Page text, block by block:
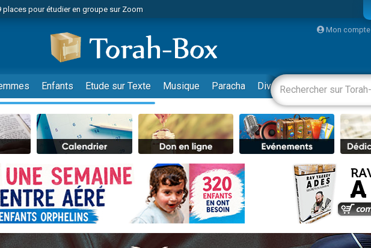
places pour étudier en groupe sur Zoom
de nous rejoindre sur WhatsApp
de nous rejoindre sur WhatsApp
viennent de faire un don pour Reloger Rivka, 6 enfants, victime de violences...
viennent de faire un don pour 1 Journée de Vacances Pour les Enfants
de demander une bénédiction
de nous rejoindre sur WhatsApp
places pour étudier en groupe sur Zoom
son Maasser
de nous rejoindre sur WhatsApp
de nous rejoindre sur WhatsApp
donner son Maasser
viennent de faire un don pour 5 jours de vacances aux Orphelins
Mon compte
Enfants Etude sur Texte Musique Paracha Divertissements Livres